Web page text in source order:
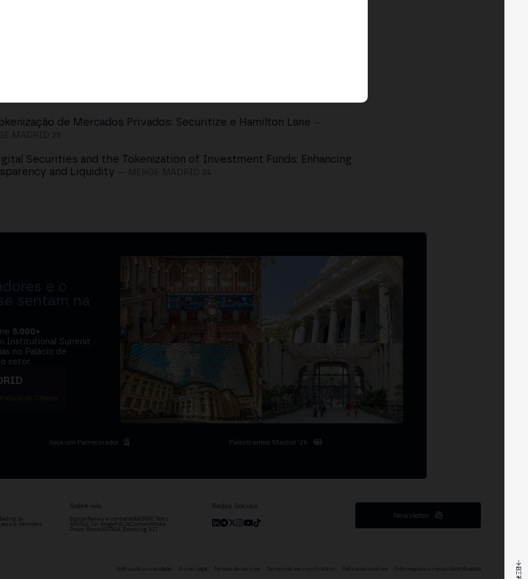
de Mercados Privados: Securitize e Hamilton Lane
Securities and the Tokenization of Investment Funds: Enhancing
and Liquidity
e o
sentam na
5.000+
Institutional Summit
no Palácio de
setor.
de Cibeles
Seja um Patrocinador Palestrantes Madrid '26
'24
& Partners
Sobre nós
EquipeTemas e conteúdoMERGE Talks
MERGE On StageFAQsContatoMídia
Press Room MERGE Branding KIT
Redes Sociais
Newsletter
Política de privacidade Aviso Legal Termos de serviço Termos de serviço Eventos Política de cookies Informações e riscos identificados